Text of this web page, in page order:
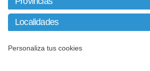
Personaliza tus cookies